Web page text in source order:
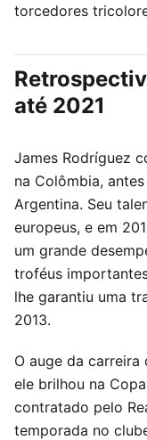
torcedores
até 2021
James Rodríguez
na Colômbia,
Argentina. Seu
europeus, e em
um grande
troféus
lhe garantiu uma
2013.
O auge da carreira
ele brilhou na
contratado pelo
temporada no